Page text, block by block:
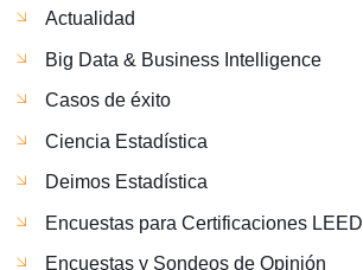
Actualidad
Big Data & Business Intelligence
Casos de éxito
Ciencia Estadística
Deimos Estadística
Encuestas para Certificaciones LEED
Encuestas y Sondeos de Opinión